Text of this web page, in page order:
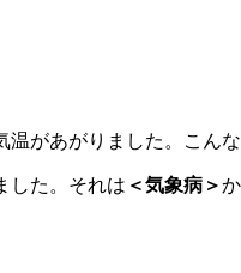
があがりました。こん
した。それは ＜気象病＞